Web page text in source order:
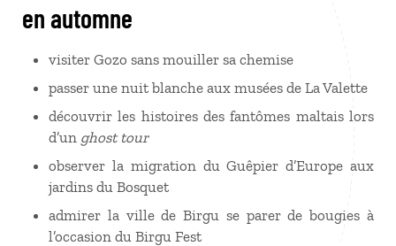
en automne
visiter Gozo sans mouiller sa chemise
passer une nuit blanche aux musées de La Valette
découvrir les histoires des fantômes maltais lors
d’un ghost tour
observer la migration du Guêpier d’Europe aux
jardins du Bosquet
admirer la ville de Birgu se parer de bougies à
l’occasion du Birgu Fest